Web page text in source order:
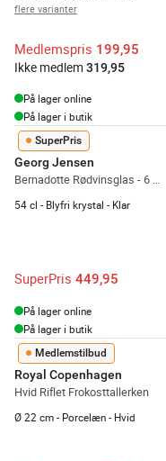
flere varianter
Medlemspris 199,95
Ikke medlem 319,95
På lager online
På lager i butik
SuperPris
Georg Jensen
Bernadotte Rødvinsglas - 6 stk.
54 cl - Blyfri krystal - Klar
SuperPris 449,95
På lager online
På lager i butik
Medlemstilbud
Royal Copenhagen
Hvid Riflet Frokosttallerken
Ø 22 cm - Porcelæn - Hvid